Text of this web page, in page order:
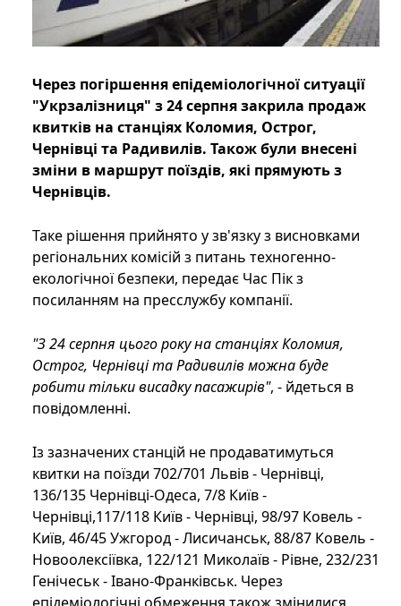
Через погіршення епідеміологічної ситуації
"Укрзалізниця" з 24 серпня закрила продаж
квитків на станціях Коломия, Острог,
Чернівці та Радивилів. Також були внесені
зміни в маршрут поїздів, які прямують з
Чернівців.
Таке рішення прийнято у зв'язку з висновками
регіональних комісій з питань техногенно-
екологічної безпеки, передає Час Пік з
посиланням на пресслужбу компанії.
"З 24 серпня цього року на станціях Коломия,
Острог, Чернівці та Радивилів можна буде
робити тільки висадку пасажирів", - йдеться в
повідомленні.
Із зазначених станцій не продаватимуться
квитки на поїзди 702/701 Львів - Чернівці,
136/135 Чернівці-Одеса, 7/8 Київ -
Чернівці,117/118 Київ - Чернівці, 98/97 Ковель -
Київ, 46/45 Ужгород - Лисичанськ, 88/87 Ковель -
Новоолексіївка, 122/121 Миколаїв - Рівне, 232/231
Генічеськ - Івано-Франківськ. Через